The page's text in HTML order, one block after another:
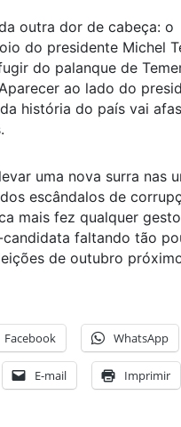
outra dor de cabeça: o
do presidente Michel
do palanque de
ao lado do
história do país vai
uma nova surra nas
escândalos de
mais fez qualquer
faltando tão
de outubro
Facebook WhatsApp
E-mail Imprimir